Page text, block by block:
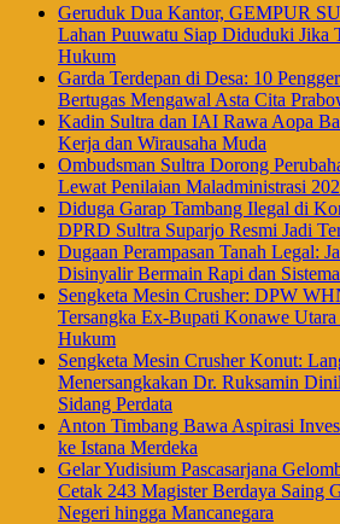
Geruduk Dua Kantor, GEMPUR
Lahan Puuwatu Siap Diduduki Jika
Hukum
Garda Terdepan di Desa: 10
Bertugas Mengawal Asta Cita
Kadin Sultra dan IAI Rawa Aopa
Kerja dan Wirausaha Muda
Ombudsman Sultra Dorong
Lewat Penilaian Maladministrasi
Diduga Garap Tambang Ilegal di
DPRD Sultra Suparjo Resmi Jadi
Dugaan Perampasan Tanah Legal:
Disinyalir Bermain Rapi dan
Sengketa Mesin Crusher: DPW
Tersangka Ex-Bupati Konawe Utara
Hukum
Sengketa Mesin Crusher Konut:
Menersangkakan Dr. Ruksamin
Sidang Perdata
Anton Timbang Bawa Aspirasi
ke Istana Merdeka
Gelar Yudisium Pascasarjana
Cetak 243 Magister Berdaya Saing
Negeri hingga Mancanegara